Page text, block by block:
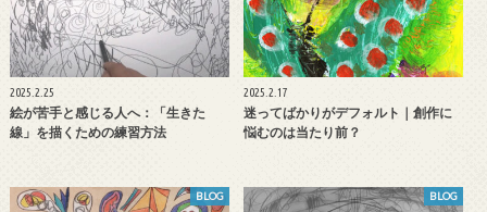
2025.2.25
絵が苦手と感じる人へ：「生きた
線」を描くための練習方法
2025.2.17
迷ってばかりがデフォルト｜創作に
悩むのは当たり前？
BLOG BLOG